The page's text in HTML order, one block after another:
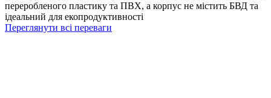
переробленого пластику та ПВХ, а корпус не містить БВД та
ідеальний для екопродуктивності
Переглянути всі переваги